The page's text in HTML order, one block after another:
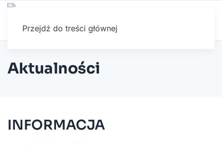
Przejdź do treści głównej
Aktualności
INFORMACJA